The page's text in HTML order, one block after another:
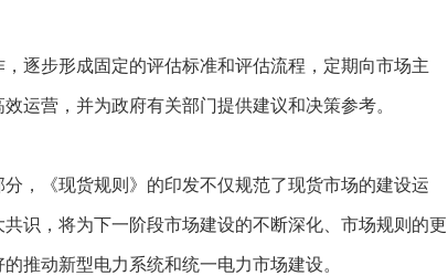
步形成固定的评估标准和评估流程，定期向市场主
运营，并为政府有关部门提供建议和决策参考。
《现货规则》的印发不仅规范了现货市场的建设运
识，将为下一阶段市场建设的不断深化、市场规则的更
推动新型电力系统和统一电力市场建设。